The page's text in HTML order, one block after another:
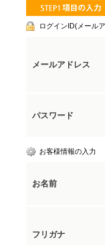
ログインID(メール
メールアドレス
パスワード
お客様情報の入力
お名前
フリガナ